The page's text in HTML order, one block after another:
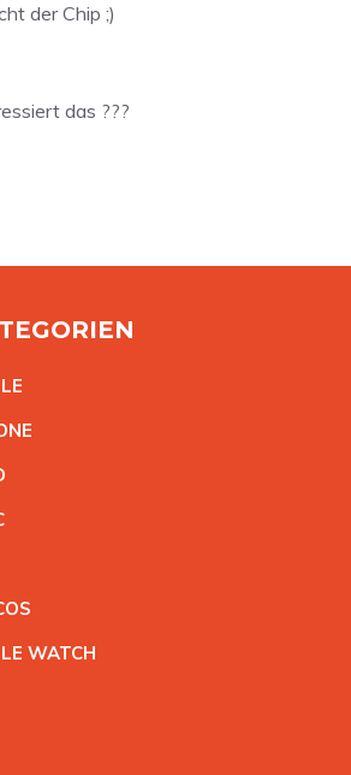
der Chip ;)
das ???
E
E
S
WATCH